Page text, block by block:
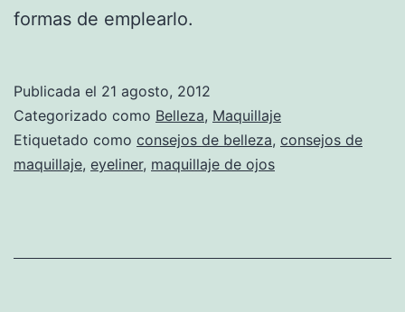
formas de emplearlo.
Publicada el 21 agosto, 2012
Categorizado como Belleza, Maquillaje
Etiquetado como consejos de belleza, consejos de
maquillaje, eyeliner, maquillaje de ojos